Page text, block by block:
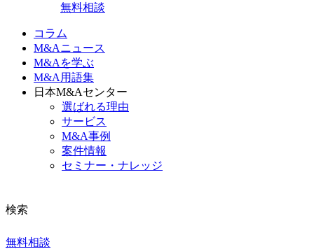
無料相談
コラム
M&Aニュース
M&Aを学ぶ
M&A用語集
日本M&Aセンター
選ばれる理由
サービス
M&A事例
案件情報
セミナー・ナレッジ
検索
無料相談